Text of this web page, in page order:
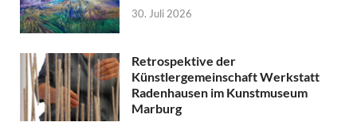
30. Juli 2026
Retrospektive der
Künstlergemeinschaft Werkstatt
Radenhausen im Kunstmuseum
Marburg